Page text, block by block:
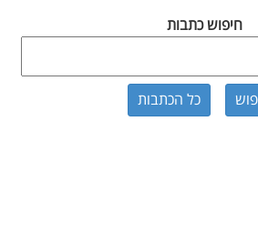
חיפוש כתבות
כל הכתבות